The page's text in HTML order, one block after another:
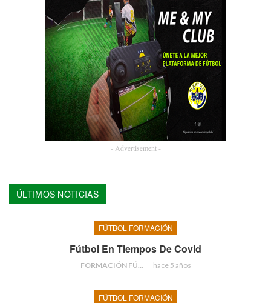
- Advertisement -
ÚLTIMOS NOTICIAS
FÚTBOL FORMACIÓN
Fútbol En Tiempos De Covid
FORMACIÓN FÚTBOL hace 5 años
FÚTBOL FORMACIÓN